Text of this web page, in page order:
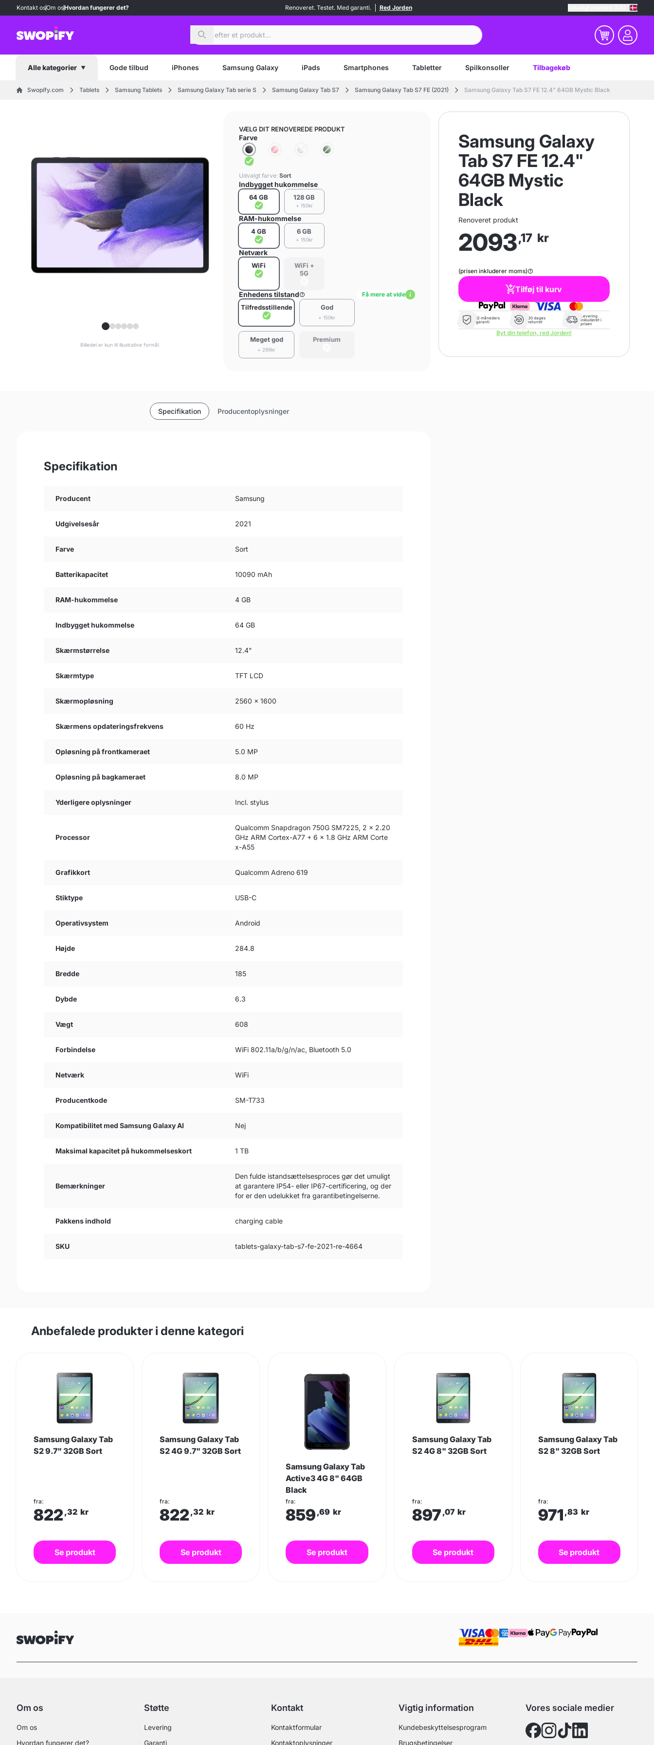
Kontakt osOm osHvordan fungerer det? Renoveret. Testet. Med garanti. Red Jorden
Alle kategorier Gode tilbud iPhones Samsung Galaxy iPads Smartphones Tabletter Spilkonsoller Tilbagekøb
Swopify.com Tablets Samsung Tablets Samsung Galaxy Tab serie S Samsung Galaxy Tab S7 Samsung Galaxy Tab S7 FE (2021) Samsung Galaxy Tab S7 FE 12.4" 64GB Mystic Black
Billedet er kun til illustrative formål.
VÆLG DIT RENOVEREDE PRODUKT
Farve
Udvalgt farve:Sort
Indbygget hukommelse
64 GB 128 GB
+ 150kr
RAM-hukommelse
4 GB 6 GB
+ 150kr
Netværk
WiFi
WiFi +
5G
Enhedens tilstand Få mere at vide
Tilfredsstillende God
+ 150kr
Meget god
+ 299kr
Premium
Specifikation Producentoplysninger
Specifikation
Producent Samsung
Udgivelsesår 2021
Farve Sort
Batterikapacitet 10090 mAh
RAM-hukommelse 4 GB
Indbygget hukommelse 64 GB
Skærmstørrelse 12.4"
Skærmtype TFT LCD
Skærmopløsning 2560 x 1600
Skærmens opdateringsfrekvens 60 Hz
Opløsning på frontkameraet 5.0 MP
Opløsning på bagkameraet 8.0 MP
Yderligere oplysninger Incl. stylus
Processor
Qualcomm Snapdragon 750G SM7225, 2 x 2.20
GHz ARM Cortex-A77 + 6 x 1.8 GHz ARM Corte
x-A55
Grafikkort Qualcomm Adreno 619
Stiktype USB-C
Operativsystem Android
Højde 284.8
Bredde 185
Dybde 6.3
Vægt 608
Forbindelse WiFi 802.11a/b/g/n/ac, Bluetooth 5.0
Netværk WiFi
Producentkode SM-T733
Kompatibilitet med Samsung Galaxy AI Nej
Maksimal kapacitet på hukommelseskort 1 TB
Bemærkninger
Den fulde istandsættelsesproces gør det umuligt
at garantere IP54- eller IP67-certificering, og der
for er den udelukket fra garantibetingelserne.
Pakkens indhold charging cable
SKU tablets-galaxy-tab-s7-fe-2021-re-4664
Samsung Galaxy
Tab S7 FE 12.4"
64GB Mystic
Black
Renoveret produkt
2093,17 kr
(prisen inkluderer moms)
Tilføj til kurv
12 måneders
garanti
30 dages
returret
Levering
inkluderet i
prisen
Byt din telefon, red Jorden!
Anbefalede produkter i denne kategori
Samsung Galaxy Tab
S2 9.7" 32GB Sort
fra:
822 ,32 kr
Se produkt
Samsung Galaxy Tab
S2 4G 9.7" 32GB Sort
fra:
822 ,32 kr
Se produkt
Samsung Galaxy Tab
Active3 4G 8" 64GB
Black
fra:
859 ,69 kr
Se produkt
Samsung Galaxy Tab
S2 4G 8" 32GB Sort
fra:
897 ,07 kr
Se produkt
Samsung Galaxy Tab
S2 8" 32GB Sort
fra:
971 ,83 kr
Se produkt
Om os
Om os
Hvordan fungerer det?
Støtte
Levering
Garanti
Kontakt
Kontaktformular
Kontaktoplysninger
Vigtig information
Kundebeskyttelsesprogram
Brugsbetingelser
Vores sociale medier